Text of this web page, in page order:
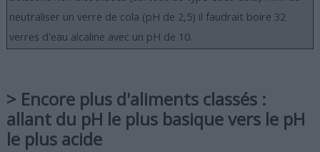
neutraliser un verre de cola (pH de 2,5) il faudrait boire 32
verres d'eau alcaline avec un pH de 10.
> Encore plus d'aliments classés :
allant du pH le plus basique vers le pH
le plus acide